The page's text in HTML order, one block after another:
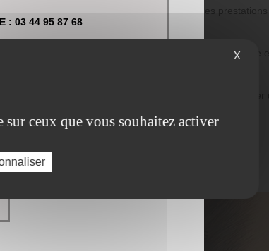
: 03 44 95 87 68
équipe professionnelle vous propose des
visage et soins est en constante augmentation. Notre
professionnel.
votre écoute pour vous conseiller et vous accompagner
Denis (Moyvillers)
X
ceux que vous souhaitez activer